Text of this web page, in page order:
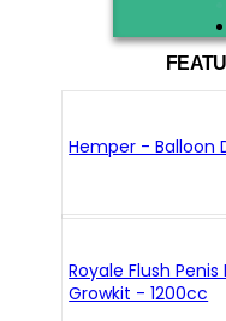
Hemper - Balloon
Royale Flush
Growkit - 1200cc